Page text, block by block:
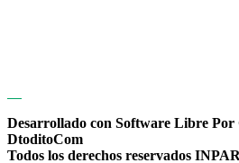
Desarrollado con Software Libre
DtoditoCom
Todos los derechos reservados